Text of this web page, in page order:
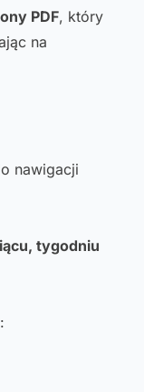
PDF, który
na
nawigacji
tygodniu